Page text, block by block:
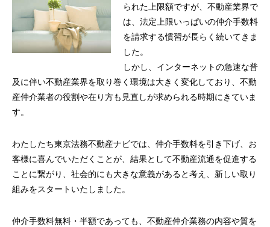
られた上限額ですが、不動産業界で
は、法定上限いっぱいの仲介手数料
を請求する慣習が長らく続いてきま
した。
しかし、インターネットの急速な普
及に伴い不動産業界を取り巻く環境は大きく変化しており、不動
産仲介業者の役割や在り方も見直しが求められる時期にきていま
す。
わたしたち東京法務不動産ナビでは、仲介手数料を引き下げ、お
客様に喜んでいただくことが、結果として不動産流通を促進する
ことに繋がり、社会的にも大きな意義があると考え、新しい取り
組みをスタートいたしました。
仲介手数料無料・半額であっても、不動産仲介業務の内容や質を